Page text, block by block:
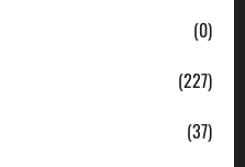
(0)
(227)
(37)